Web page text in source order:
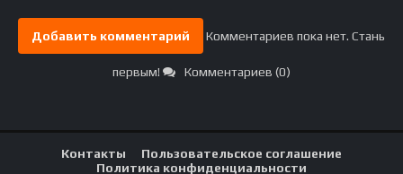
Добавить комментарий Комментариев пока нет. Стань
первым! Комментариев (0)
Контакты
Пользовательское соглашение
Политика конфиденциальности